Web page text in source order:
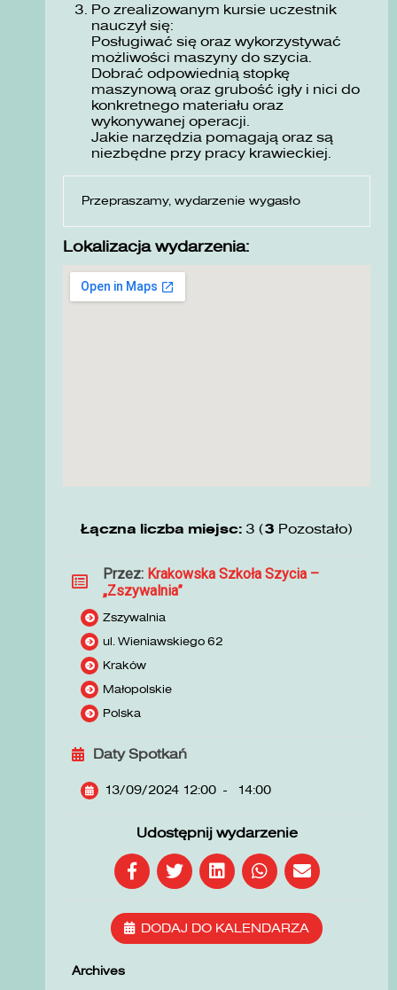
Po zrealizowanym kursie uczestnik
nauczył się:
Posługiwać się oraz wykorzystywać
możliwości maszyny do szycia.
Dobrać odpowiednią stopkę
maszynową oraz grubość igły i nici do
konkretnego materiału oraz
wykonywanej operacji.
Jakie narzędzia pomagają oraz są
niezbędne przy pracy krawieckiej.
Przepraszamy, wydarzenie wygasło
Lokalizacja wydarzenia:
Łączna liczba miejsc: 3 (3 Pozostało)
Przez: Krakowska Szkoła Szycia –
„Zszywalnia”
Zszywalnia
ul. Wieniawskiego 62
Kraków
Małopolskie
Polska
Daty Spotkań
13/09/2024 12:00 - 14:00
Udostępnij wydarzenie
DODAJ DO KALENDARZA
Archives